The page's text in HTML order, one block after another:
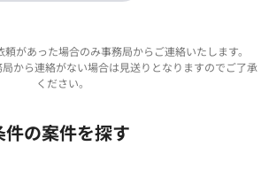
があった場合のみ事務局からご連絡いたします。
局から連絡がない場合は見送りとなりますのでご了承
ください。
件の案件を探す